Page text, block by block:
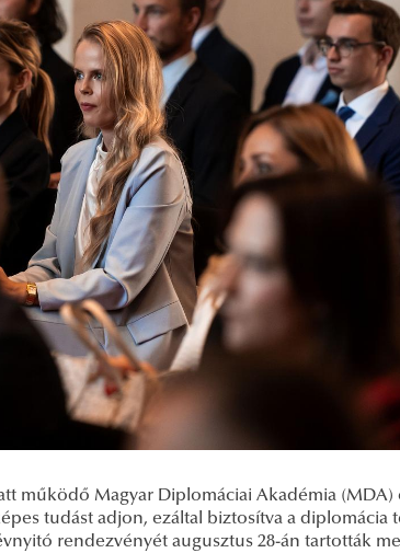
működő Magyar Diplomáciai Akadémia (MDA)
tudást adjon, ezáltal biztosítva a diplomácia
rendezvényét augusztus 28-án tartották